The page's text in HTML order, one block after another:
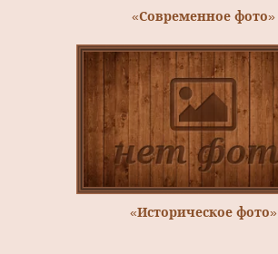
«Современное фото»
«Историческое фото»